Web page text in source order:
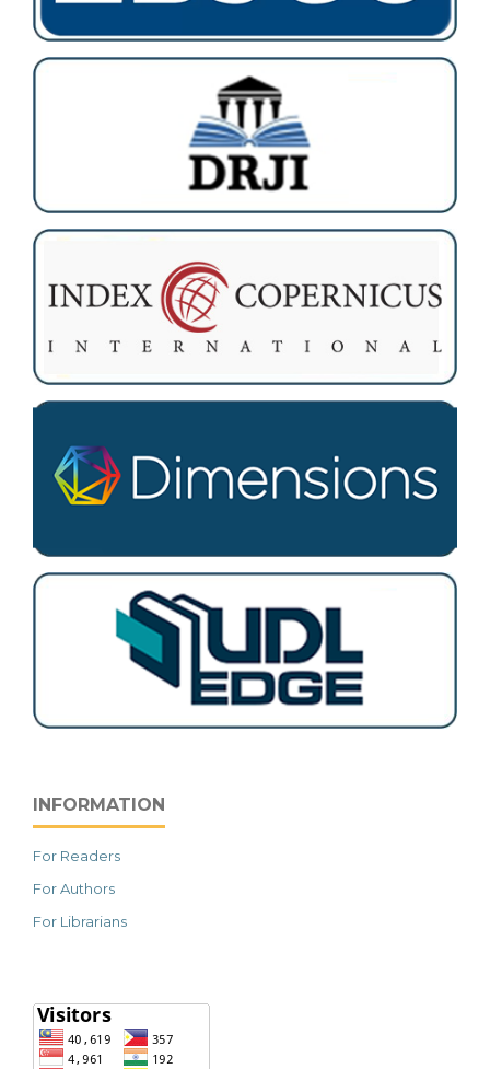
INFORMATION
For Readers
For Authors
For Librarians